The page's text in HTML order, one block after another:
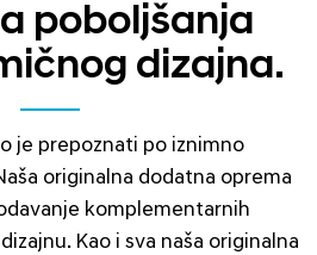
poboljšanja
dizajna.
je prepoznati po iznimno
originalna dodatna oprema
komplementarnih
Kao i sva naša originalna